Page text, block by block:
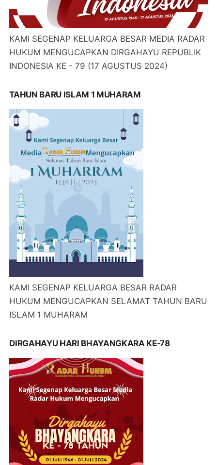
KAMI SEGENAP KELUARGA BESAR MEDIA RADAR
HUKUM MENGUCAPKAN DIRGAHAYU REPUBLIK
INDONESIA KE - 79 (17 AGUSTUS 2024)
TAHUN BARU ISLAM 1 MUHARAM
KAMI SEGENAP KELUARGA BESAR RADAR
HUKUM MENGUCAPKAN SELAMAT TAHUN BARU
ISLAM 1 MUHARAM
DIRGAHAYU HARI BHAYANGKARA KE-78